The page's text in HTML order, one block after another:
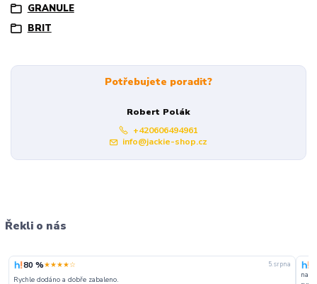
GRANULE
BRIT
Potřebujete poradit?
Robert Polák
+420606494961
info@jackie-shop.cz
Řekli o nás
80 %★★★★☆ 5. srpna
Rychle dodáno a dobře zabaleno.